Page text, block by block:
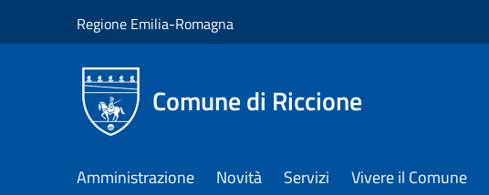
Regione Emilia-Romagna
Comune di Riccione
Amministrazione Novità Servizi Vivere il Comune